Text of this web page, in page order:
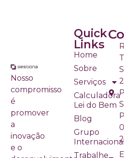
Nosso
compromisso
é
promover
a
inovação
e o
Quick
Links
Home
Sobre
Serviços
Calculadora
Lei do Bem
Blog
Grupo
Trabalhe